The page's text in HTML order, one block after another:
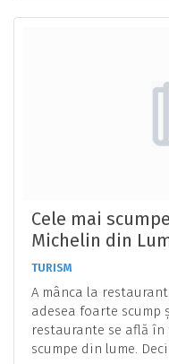
Cele mai
Michelin din
TURISM
A mânca la
adesea foarte scump
restaurante se află
scumpe din lume.